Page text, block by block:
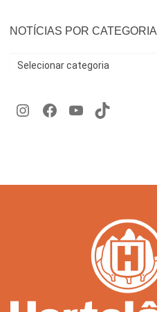
NOTÍCIAS POR CATEGORIA